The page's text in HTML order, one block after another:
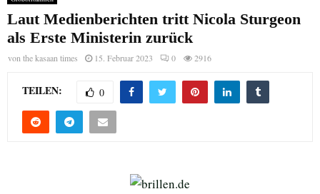
Laut Medienberichten tritt Nicola Sturgeon
als Erste Ministerin zurück
von the kasaan times 15. Februar 2023 0 2916
TEILEN: 0